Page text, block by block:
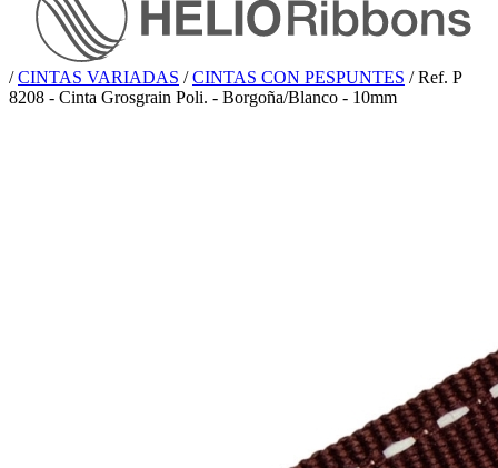
/ CINTAS VARIADAS / CINTAS CON PESPUNTES / Ref. P
8208 - Cinta Grosgrain Poli. - Borgoña/Blanco - 10mm